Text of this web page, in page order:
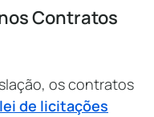
Contratos
os contratos
de licitações